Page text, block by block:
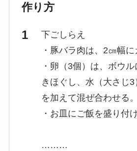
作り方
下ごしらえ
・豚バラ肉は、2㎝幅に
・卵（3個）は、ボウ
きほぐし、水（大さじ3
を加えて混ぜ合わせる。
・お皿にご飯を盛り付
………